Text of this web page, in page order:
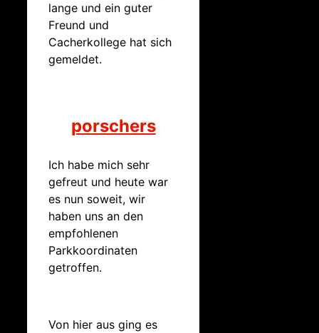
lange und ein guter
Freund und
Cacherkollege hat sich
gemeldet.
porschers
Ich habe mich sehr
gefreut und heute war
es nun soweit, wir
haben uns an den
empfohlenen
Parkkoordinaten
getroffen.
Von hier aus ging es